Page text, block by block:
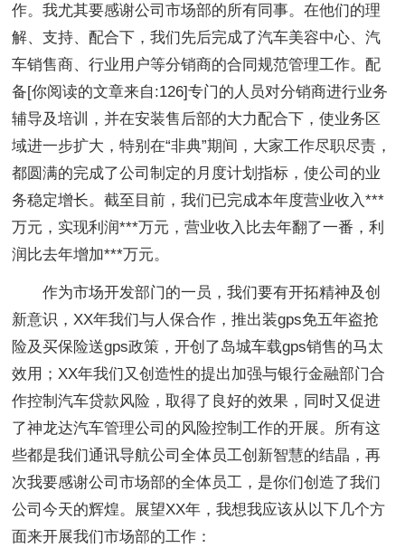
作。我尤其要感谢公司市场部的所有同事。在他们的理
解、支持、配合下，我们先后完成了汽车美容中心、汽
车销售商、行业用户等分销商的合同规范管理工作。配
备[你阅读的文章来自:126]专门的人员对分销商进行业务
辅导及培训，并在安装售后部的大力配合下，使业务区
域进一步扩大，特别在“非典”期间，大家工作尽职尽责，
都圆满的完成了公司制定的月度计划指标，使公司的业
务稳定增长。截至目前，我们已完成本年度营业收入***
万元，实现利润***万元，营业收入比去年翻了一番，利
润比去年增加***万元。
作为市场开发部门的一员，我们要有开拓精神及创
新意识，XX年我们与人保合作，推出装gps免五年盗抢
险及买保险送gps政策，开创了岛城车载gps销售的马太
效用；XX年我们又创造性的提出加强与银行金融部门合
作控制汽车贷款风险，取得了良好的效果，同时又促进
了神龙达汽车管理公司的风险控制工作的开展。所有这
些都是我们通讯导航公司全体员工创新智慧的结晶，再
次我要感谢公司市场部的全体员工，是你们创造了我们
公司今天的辉煌。展望XX年，我想我应该从以下几个方
面来开展我们市场部的工作：